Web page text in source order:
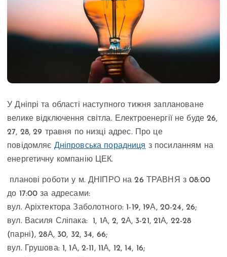
У Дніпрі та області наступного тижня заплановане
велике відключення світла. Електроенергії не буде 26,
27, 28, 29 травня по низці адрес. Про це
повідомляє Дніпровська порадниця з посиланням на
енергетичну компанію ЦЕК.
планові роботи у м. ДНІПРО на 26 ТРАВНЯ з 08:00
до 17:00 за адресами:
вул. Аріхтектора Заболотного: 1-19, 19А, 20-24, 26;
вул. Василя Сліпака: 1, 1А, 2, 2А, 3-21, 21А, 22-28
(парні), 28А, 30, 32, 34, 66;
вул. Грушова: 1, 1А, 2-11, 11А, 12, 14, 16;